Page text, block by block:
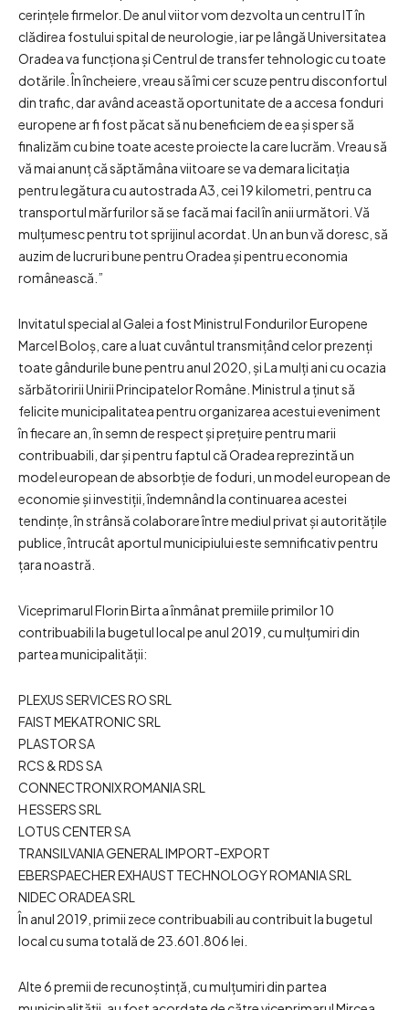
cerințele firmelor. De anul viitor vom dezvolta un centru IT în
clădirea fostului spital de neurologie, iar pe lângă Universitatea
Oradea va funcționa și Centrul de transfer tehnologic cu toate
dotările. În încheiere, vreau să îmi cer scuze pentru disconfortul
din trafic, dar având această oportunitate de a accesa fonduri
europene ar fi fost păcat să nu beneficiem de ea și sper să
finalizăm cu bine toate aceste proiecte la care lucrăm. Vreau să
vă mai anunț că săptămâna viitoare se va demara licitația
pentru legătura cu autostrada A3, cei 19 kilometri, pentru ca
transportul mărfurilor să se facă mai facil în anii următori. Vă
mulțumesc pentru tot sprijinul acordat. Un an bun vă doresc, să
auzim de lucruri bune pentru Oradea și pentru economia
românească.”
Invitatul special al Galei a fost Ministrul Fondurilor Europene
Marcel Boloș, care a luat cuvântul transmițând celor prezenți
toate gândurile bune pentru anul 2020, și La mulți ani cu ocazia
sărbătoririi Unirii Principatelor Române. Ministrul a ținut să
felicite municipalitatea pentru organizarea acestui eveniment
în fiecare an, în semn de respect și prețuire pentru marii
contribuabili, dar și pentru faptul că Oradea reprezintă un
model european de absorbție de foduri, un model european de
economie și investiții, îndemnând la continuarea acestei
tendințe, în strânsă colaborare între mediul privat și autoritățile
publice, întrucât aportul municipiului este semnificativ pentru
țara noastră.
Viceprimarul Florin Birta a înmânat premiile primilor 10
contribuabili la bugetul local pe anul 2019, cu mulțumiri din
partea municipalității:
PLEXUS SERVICES RO SRL
FAIST MEKATRONIC SRL
PLASTOR SA
RCS & RDS SA
CONNECTRONIX ROMANIA SRL
H ESSERS SRL
LOTUS CENTER SA
TRANSILVANIA GENERAL IMPORT-EXPORT
EBERSPAECHER EXHAUST TECHNOLOGY ROMANIA SRL
NIDEC ORADEA SRL
În anul 2019, primii zece contribuabili au contribuit la bugetul
local cu suma totală de 23.601.806 lei.
Alte 6 premii de recunoștință, cu mulțumiri din partea